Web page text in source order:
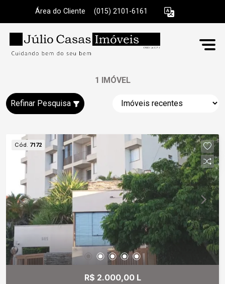
Área do Cliente (015) 2101-6161
1 IMÓVEL
Refinar Pesquisa
Cód. 7172
R$ 2.000,00 L